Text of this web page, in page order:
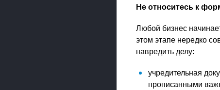
Не относитесь к
Любой бизнес
этом этапе нередко
навредить делу:
учредительная
прописанными